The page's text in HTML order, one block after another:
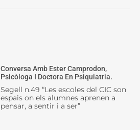
Conversa Amb Ester Camprodon,
Psicòloga I Doctora En Psiquiatria.
Segell n.49 “Les escoles del CIC son
espais on els alumnes aprenen a
pensar, a sentir i a ser”